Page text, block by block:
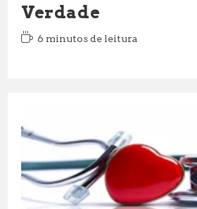
Verdade
Tempo6 minutos de leitura